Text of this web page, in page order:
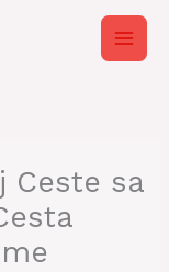
Ceste sa